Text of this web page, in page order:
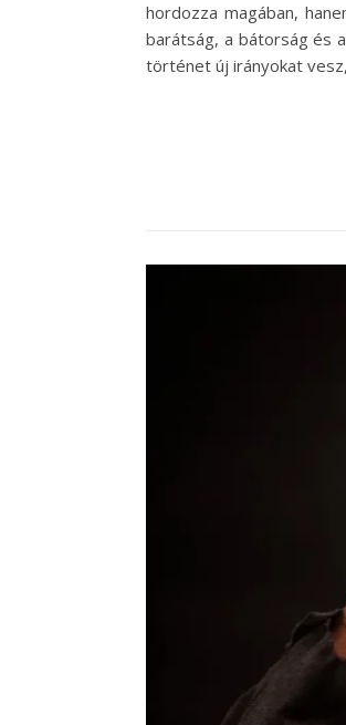
hordozza magában,
barátság, a bátorság és
történet új irányokat